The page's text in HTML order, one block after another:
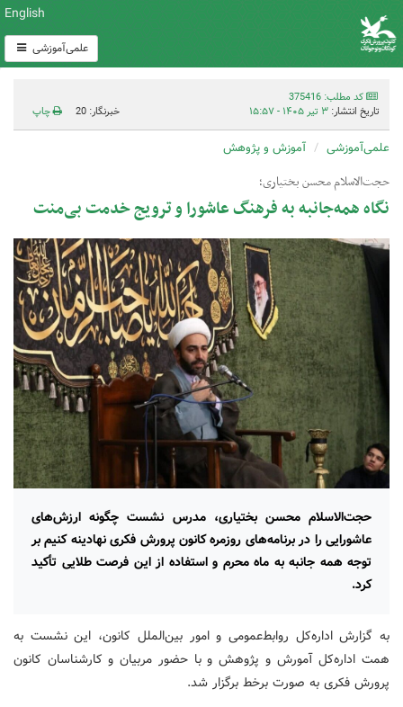
English
علمی‌آموزشی
کد مطلب: 375416
تاریخ انتشار: ۳ تیر ۱۴۰۵ - ۱۵:۵۷ خبرنگار: 20 چاپ
علمی‌آموزشی آموزش و پژوهش
حجت‌الاسلام محسن بختیاری؛
نگاه همه‌جانبه به فرهنگ عاشورا و ترویج خدمت بی‌منت
حجت‌الاسلام محسن بختیاری، مدرس نشست چگونه ارزش‌های
عاشورایی را در برنامه‌های روزمره کانون پرورش فکری نهادینه کنیم بر
توجه همه جانبه به ماه محرم و استفاده از این فرصت طلایی تأکید
کرد.
به گزارش اداره‌کل روابط‌عمومی و امور بین‌الملل کانون، این نشست به
همت اداره‌کل آمورش و پژوهش و با حضور مربیان و کارشناسان کانون
پرورش فکری به صورت برخط برگزار شد.